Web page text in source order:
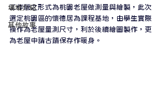
場域介紹
其他故事
工作營之形式為桃園老屋做測量與繪製，此次
選定桃園區的懷德居為課程基地，由學生實際
操作為老屋量測尺寸，利於後續繪圖製作，更
為老屋申請古蹟保存作暖身。